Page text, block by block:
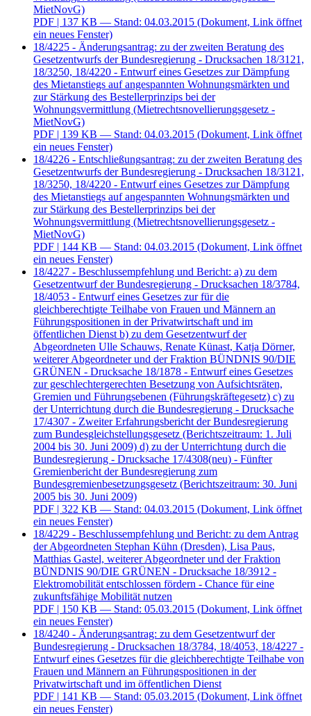
MietNovG)
PDF | 137 KB — Stand: 04.03.2015 (Dokument, Link öffnet
ein neues Fenster)
18/4225 - Änderungsantrag: zu der zweiten Beratung des
Gesetzentwurfs der Bundesregierung - Drucksachen 18/3121,
18/3250, 18/4220 - Entwurf eines Gesetzes zur Dämpfung
des Mietanstiegs auf angespannten Wohnungsmärkten und
zur Stärkung des Bestellerprinzips bei der
Wohnungsvermittlung (Mietrechtsnovellierungsgesetz -
MietNovG)
PDF | 139 KB — Stand: 04.03.2015 (Dokument, Link öffnet
ein neues Fenster)
18/4226 - Entschließungsantrag: zu der zweiten Beratung des
Gesetzentwurfs der Bundesregierung - Drucksachen 18/3121,
18/3250, 18/4220 - Entwurf eines Gesetzes zur Dämpfung
des Mietanstiegs auf angespannten Wohnungsmärkten und
zur Stärkung des Bestellerprinzips bei der
Wohnungsvermittlung (Mietrechtsnovellierungsgesetz -
MietNovG)
PDF | 144 KB — Stand: 04.03.2015 (Dokument, Link öffnet
ein neues Fenster)
18/4227 - Beschlussempfehlung und Bericht: a) zu dem
Gesetzentwurf der Bundesregierung - Drucksachen 18/3784,
18/4053 - Entwurf eines Gesetzes zur für die
gleichberechtigte Teilhabe von Frauen und Männern an
Führungspositionen in der Privatwirtschaft und im
öffentlichen Dienst b) zu dem Gesetzentwurf der
Abgeordneten Ulle Schauws, Renate Künast, Katja Dörner,
weiterer Abgeordneter und der Fraktion BÜNDNIS 90/DIE
GRÜNEN - Drucksache 18/1878 - Entwurf eines Gesetzes
zur geschlechtergerechten Besetzung von Aufsichtsräten,
Gremien und Führungsebenen (Führungskräftegesetz) c) zu
der Unterrichtung durch die Bundesregierung - Drucksache
17/4307 - Zweiter Erfahrungsbericht der Bundesregierung
zum Bundesgleichstellungsgesetz (Berichtszeitraum: 1. Juli
2004 bis 30. Juni 2009) d) zu der Unterrichtung durch die
Bundesregierung - Drucksache 17/4308(neu) - Fünfter
Gremienbericht der Bundesregierung zum
Bundesgremienbesetzungsgesetz (Berichtszeitraum: 30. Juni
2005 bis 30. Juni 2009)
PDF | 322 KB — Stand: 04.03.2015 (Dokument, Link öffnet
ein neues Fenster)
18/4229 - Beschlussempfehlung und Bericht: zu dem Antrag
der Abgeordneten Stephan Kühn (Dresden), Lisa Paus,
Matthias Gastel, weiterer Abgeordneter und der Fraktion
BÜNDNIS 90/DIE GRÜNEN - Drucksache 18/3912 -
Elektromobilität entschlossen fördern - Chance für eine
zukunftsfähige Mobilität nutzen
PDF | 150 KB — Stand: 05.03.2015 (Dokument, Link öffnet
ein neues Fenster)
18/4240 - Änderungsantrag: zu dem Gesetzentwurf der
Bundesregierung - Drucksachen 18/3784, 18/4053, 18/4227 -
Entwurf eines Gesetzes für die gleichberechtigte Teilhabe von
Frauen und Männern an Führungspositionen in der
Privatwirtschaft und im öffentlichen Dienst
PDF | 141 KB — Stand: 05.03.2015 (Dokument, Link öffnet
ein neues Fenster)